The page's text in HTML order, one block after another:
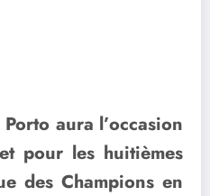
aura l’occasion
pour les huitièmes
des Champions en